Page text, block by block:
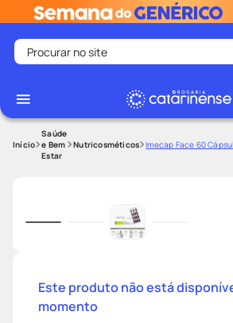
Procurar no site
1
medley
protetor solar facial
protetor solar
desodorante
Saúde
e Bem
Estar
Nutricosméticos Imecap Face 60
Este produto não está
momento